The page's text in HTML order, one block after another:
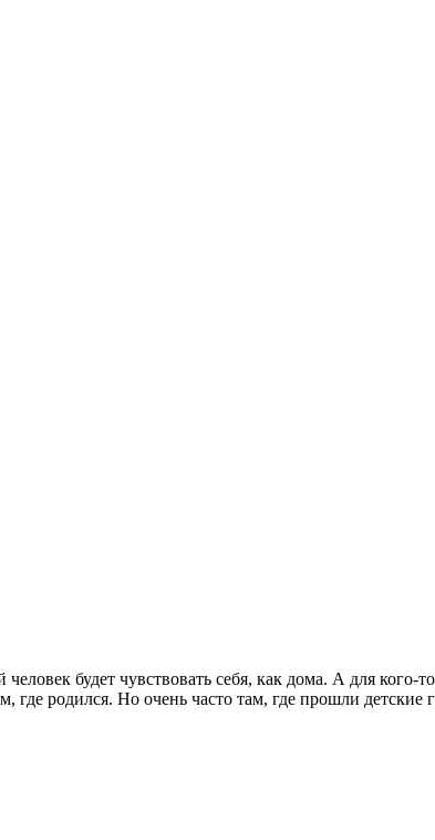
будет чувствовать себя, как дома. А для кого-
где родился. Но очень часто там, где прошли детские